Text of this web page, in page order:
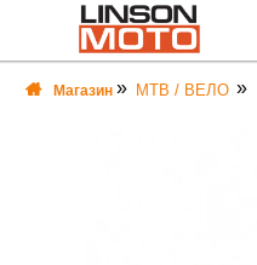
Магазин MTB / ВЕЛО